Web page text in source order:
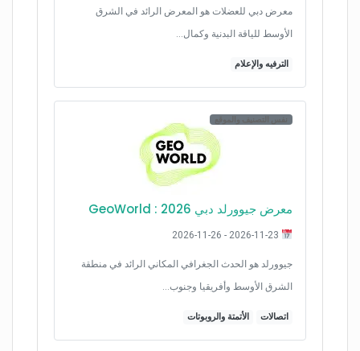
معرض دبي للعضلات هو المعرض الرائد في الشرق
الأوسط للياقة البدنية وكمال…
الترفيه والإعلام
نفس التصنيف والموقع
معرض جيوورلد دبي 2026 : GeoWorld
جيوورلد هو الحدث الجغرافي المكاني الرائد في منطقة
الشرق الأوسط وأفريقيا وجنوب…
اتصالات الأتمتة والروبوتات